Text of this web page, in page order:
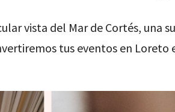
vista del Mar de Cortés, una
tus eventos en Loreto